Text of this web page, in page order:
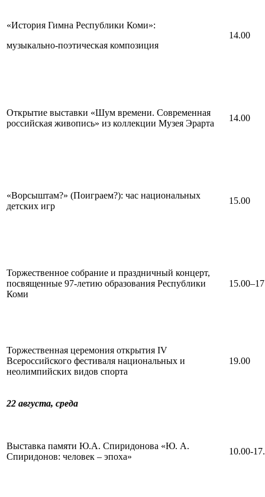
«История Гимна Республики Коми»:
музыкально-поэтическая композиция
14.00
Открытие выставки «Шум времени. Современная
российская живопись» из коллекции Музея Эрарта
14.00
«Ворсыштам?» (Поиграем?): час национальных
детских игр
15.00
Торжественное собрание и праздничный концерт,
посвященные 97-летию образования Республики
Коми
Торжественная церемония открытия IV
Всероссийского фестиваля национальных и
неолимпийских видов спорта
19.00
22 августа, среда
Выставка памяти Ю.А. Спиридонова «Ю. А.
Спиридонов: человек – эпоха»
10.00-